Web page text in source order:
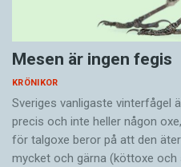
Mesen är ingen fegis
KRÖNIKOR
Sveriges vanligaste vinterfågel
precis och inte heller någon
för talgoxe beror på att den
mycket och gärna (köttoxe och